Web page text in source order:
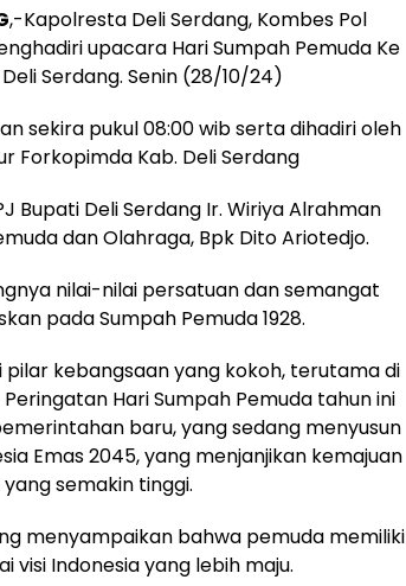
,-Kapolresta Deli Serdang, Kombes Pol
upacara Hari Sumpah Pemuda Ke
Serdang. Senin (28/10/24)
sekira pukul 08:00 wib serta dihadiri oleh
Forkopimda Kab. Deli Serdang
Bupati Deli Serdang Ir. Wiriya Alrahman
dan Olahraga, Bpk Dito Ariotedjo.
nilai-nilai persatuan dan semangat
pada Sumpah Pemuda 1928.
kebangsaan yang kokoh, terutama di
Hari Sumpah Pemuda tahun ini
baru, yang sedang menyusun
Emas 2045, yang menjanjikan kemajuan
semakin tinggi.
menyampaikan bahwa pemuda memiliki
Indonesia yang lebih maju.